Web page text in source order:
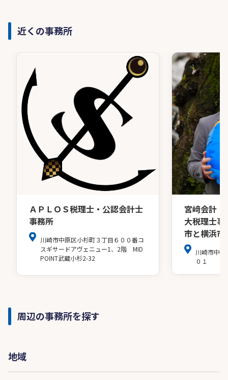
近くの事務所
ＡＰＬＯＳ税理士・公認会計士
事務所
川崎市中原区小杉町３丁目６００番コ
スギサードアヴェニュー1、2階 MID
POINT武蔵小杉2-32
宮﨑会計
大税理士
市と横浜市
川崎市中
０１
周辺の事務所を探す
地域